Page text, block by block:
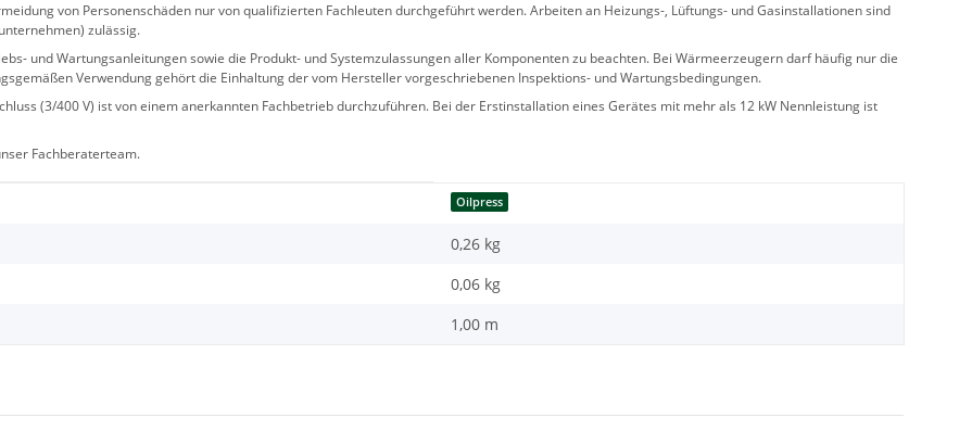
von Personenschäden nur von qualifizierten Fachleuten durchgeführt werden. Arbeiten an Heizungs-, Lüftungs- und Gasinstallationen sind
zulässig.
und Wartungsanleitungen sowie die Produkt- und Systemzulassungen aller Komponenten zu beachten. Bei Wärmeerzeugern darf häufig nur die
Verwendung gehört die Einhaltung der vom Hersteller vorgeschriebenen Inspektions- und Wartungsbedingungen.
(3/400 V) ist von einem anerkannten Fachbetrieb durchzuführen. Bei der Erstinstallation eines Gerätes mit mehr als 12 kW Nennleistung ist
Fachberaterteam.
Oilpress
0,26 kg
0,06 kg
1,00 m